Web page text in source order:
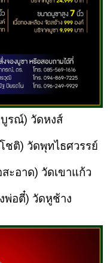
รณ์) วัดหงส์
ติ) วัดพุทไธศวรรย์
ะอาด) วัดเขาแก้ว
พ่อตี๋) วัดหูช้าง